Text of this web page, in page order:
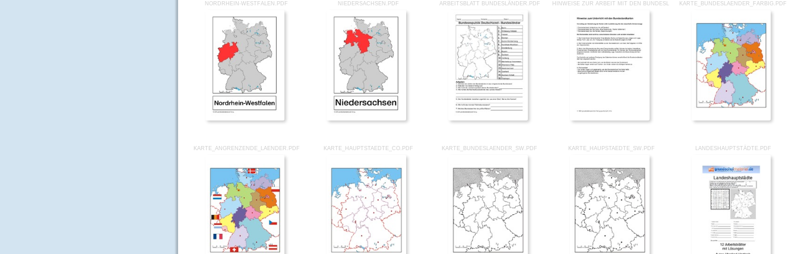
NORDRHEIN-WESTFALEN.PDF NIEDERSACHSEN.PDF ARBEITSBLATT BUNDESLÄNDER.PDF HINWEISE ZUR ARBEIT MIT DEN BUNDESLANDKARTEN.PDFKARTE_BUNDESLAENDER_FARBIG.PDF
KARTE_ANGRENZENDE_LAENDER.PDF KARTE_HAUPTSTAEDTE_CO.PDF KARTE_BUNDESLAENDER_SW.PDF KARTE_HAUPSTAEDTE_SW.PDF LANDESHAUPTSTÄDTE.PDF